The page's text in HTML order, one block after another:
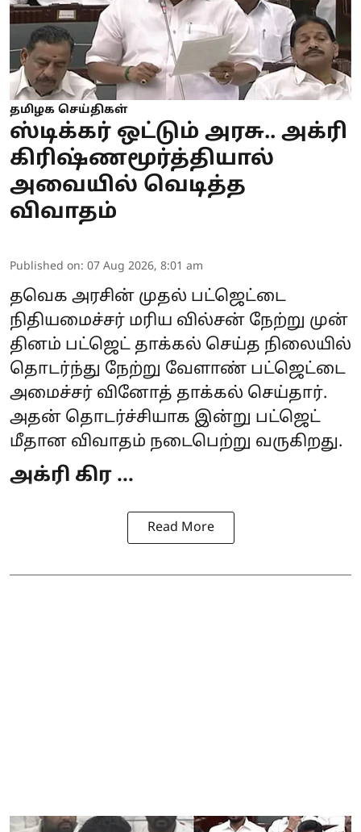
தமிழக செய்திகள்
ஸ்டிக்கர் ஒட்டும் அரசு.. அக்ரி
கிரிஷ்ணமூர்த்தியால்
அவையில் வெடித்த
விவாதம்
Published on: 07 Aug 2026, 8:01 am
தவெக அரசின் முதல் பட்ஜெட்டை
நிதியமைச்சர் மரிய வில்சன் நேற்று முன்
தினம் பட்ஜெட் தாக்கல் செய்த நிலையில்
தொடர்ந்து நேற்று வேளாண் பட்ஜெட்டை
அமைச்சர் வினோத் தாக்கல் செய்தார்.
அதன் தொடர்ச்சியாக இன்று பட்ஜெட்
மீதான விவாதம் நடைபெற்று வருகிறது.
அக்ரி கிர ...
Read More